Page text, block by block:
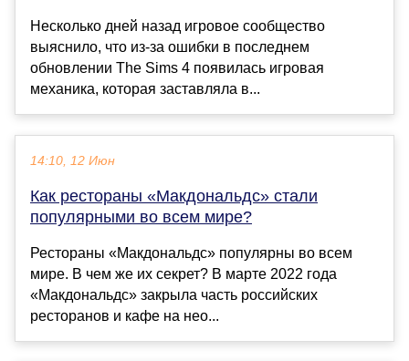
Несколько дней назад игровое сообщество
выяснило, что из-за ошибки в последнем
обновлении The Sims 4 появилась игровая
механика, которая заставляла в...
14:10, 12 Июн
Как рестораны «Макдональдс» стали
популярными во всем мире?
Рестораны «Макдональдс» популярны во всем
мире. В чем же их секрет? В марте 2022 года
«Макдональдс» закрыла часть российских
ресторанов и кафе на нео...